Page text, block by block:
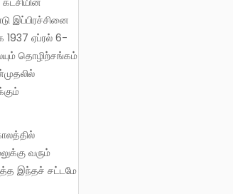
இப்பிரச்சினை
1937 ஏப்ரல் 6-
தொழிற்சங்கம்
வரும்
இந்தச் சட்டமே